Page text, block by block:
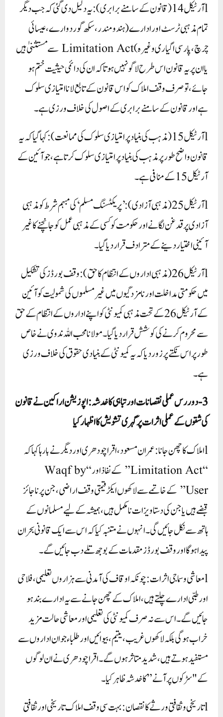
lآرٹیکل 14 (قانون کے سامنے برابری): یہ دلیل دی گئی کہ جب دیگر
تمام مذہبی ٹرسٹ اور ادارے (ہندو مندر، سکھ گوردوارے، عیسائی
چرچ، پارسی اگیاری وغیرہ) Limitation Act سے مستثنیٰ ہیں
یا ان پر یہ قانون اس طرح لاگو نہیں ہوتا کہ ان کی دائمی حیثیت ختم ہو
جائے، تو صرف وقف املاک کو اس قانون کے تابع لانا امتیازی سلوک
ہے اور قانون کے سامنے برابری کے اصول کی خلاف ورزی ہے۔
lآرٹیکل 15 (مذہب کی بنیاد پر امتیازی سلوک کی ممانعت): کہا گیا کہ یہ
قانون واضح طور پر مذہب کی بنیاد پر امتیازی سلوک کرتا ہے، جو آئین کے
آرٹیکل 15 کے منافی ہے۔
lآرٹیکل 25 (مذہبی آزادی): ’پریکٹسنگ مسلم‘ کی مبہم شرط کو مذہبی
آزادی پر قدغن لگانے اور حکومت کو کسی کے مذہبی عمل کو جانچنے کا غیر
آئینی اختیار دینے کے مترادف قرار دیا گیا۔
lآرٹیکل 26 (مذہبی اداروں کے انتظام کا حق): وقف بورڈز کی تشکیل
میں حکومتی مداخلت اور نامزدگیوں میں غیر مسلموں کی شمولیت کو آئین
کے آرٹیکل 26 کے تحت مذہبی کمیونٹی کو اپنے اداروں کے انتظام کے حق
سے محروم کرنے کی کوشش قرار دیا گیا۔ مولانا محب اللہ ندوی نے خاص
طور پر اس نکتے پر زور دیا کہ یہ کمیونٹی کے بنیادی حقوق کی خلاف ورزی
ہے۔
3-دور رس عملی نقصانات اور تباہی کا خدشہ : اپوزیشن اراکین نے قانون
کی شقوں کے عملی اثرات پر گہری تشویش کا اظہار کیا
lاملاک کا چھن جانا: عمران مسعود، اقرا چودھری اور دیگر نے بارہا کہا کہ
“Limitation Act” کے نفاذ اور “Waqf by
User” کے خاتمے سے لاکھوں ایکڑ قیمتی وقف اراضی، جن پر ناجائز
قبضے ہیں یا جن کی دستاویزات نامکمل ہیں، ہمیشہ کے لیے مسلمانوں کے
ہاتھ سے نکل جائیں گی۔ انہوں نے متنبہ کیا کہ اس سے ایک قانونی بحران
پیدا ہوگا اور وقف بورڈز مقدمات کے بوجھ تلے دب جائیں گے۔
lمعاشی و سماجی اثرات: چونکہ اوقاف کی آمدنی سے ہزاروں تعلیمی، فلاحی
اور طبی ادارے چلتے ہیں، املاک کے چھن جانے سے یہ ادارے بند ہو
جائیں گے۔ اس سے نہ صرف کمیونٹی کی تعلیمی اور معاشی حالت مزید
خراب ہوگی بلکہ لاکھوں غریب، یتیم، بیوائیں اور طلباء جو ان اداروں سے
مستفید ہوتے ہیں، شدید متاثر ہوں گے۔ اقرا چودھری نے ان لوگوں
کے "سڑکوں پر آنے” کا خدشہ ظاہر کیا۔
lتاریخی و ثقافتی ورثے کا نقصان: بہت سی وقف املاک تاریخی اور ثقافتی